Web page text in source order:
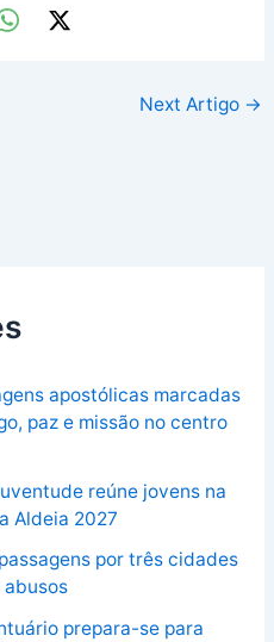
Next Artigo →
apostólicas marcadas
paz e missão no centro
reúne jovens na
Aldeia 2027
por três cidades
prepara-se para